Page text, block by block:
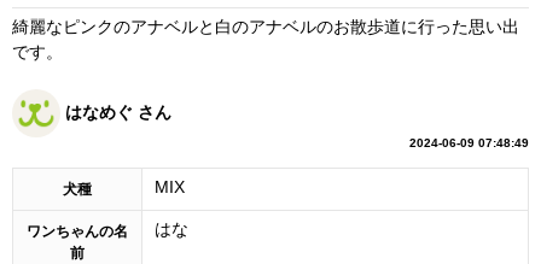
綺麗なピンクのアナベルと白のアナベルのお散歩道に行った思い出
です。
はなめぐ さん
2024-06-09 07:48:49
犬種 MIX
ワンちゃんの名
前
はな